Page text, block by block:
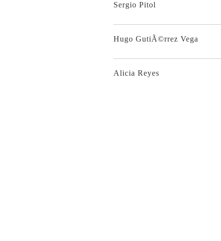
Sergio Pitol
Hugo GutiÃ©rrez Vega
Alicia Reyes